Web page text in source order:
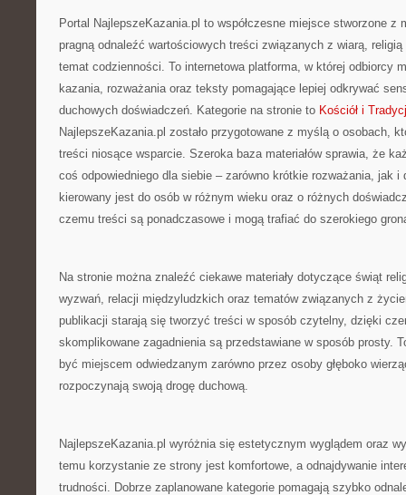
Portal NajlepszeKazania.pl to współczesne miejsce stworzone z
pragną odnaleźć wartościowych treści związanych z wiarą,
temat codzienności. To internetowa platforma, w której odbiorcy
kazania, rozważania oraz teksty pomagające lepiej odkrywać
duchowych doświadczeń. Kategorie na stronie to Kościół i
NajlepszeKazania.pl zostało przygotowane z myślą o osobach,
treści niosące wsparcie. Szeroka baza materiałów sprawia, że
coś odpowiedniego dla siebie – zarówno krótkie rozważania, jak i
kierowany jest do osób w różnym wieku oraz o różnych
czemu treści są ponadczasowe i mogą trafiać do szerokiego
Na stronie można znaleźć ciekawe materiały dotyczące świąt
wyzwań, relacji międzyludzkich oraz tematów związanych z
publikacji starają się tworzyć treści w sposób czytelny, dzięki
skomplikowane zagadnienia są przedstawiane w sposób prosty.
być miejscem odwiedzanym zarówno przez osoby głęboko
rozpoczynają swoją drogę duchową.
NajlepszeKazania.pl wyróżnia się estetycznym wyglądem oraz
temu korzystanie ze strony jest komfortowe, a odnajdywanie
trudności. Dobrze zaplanowane kategorie pomagają szybko